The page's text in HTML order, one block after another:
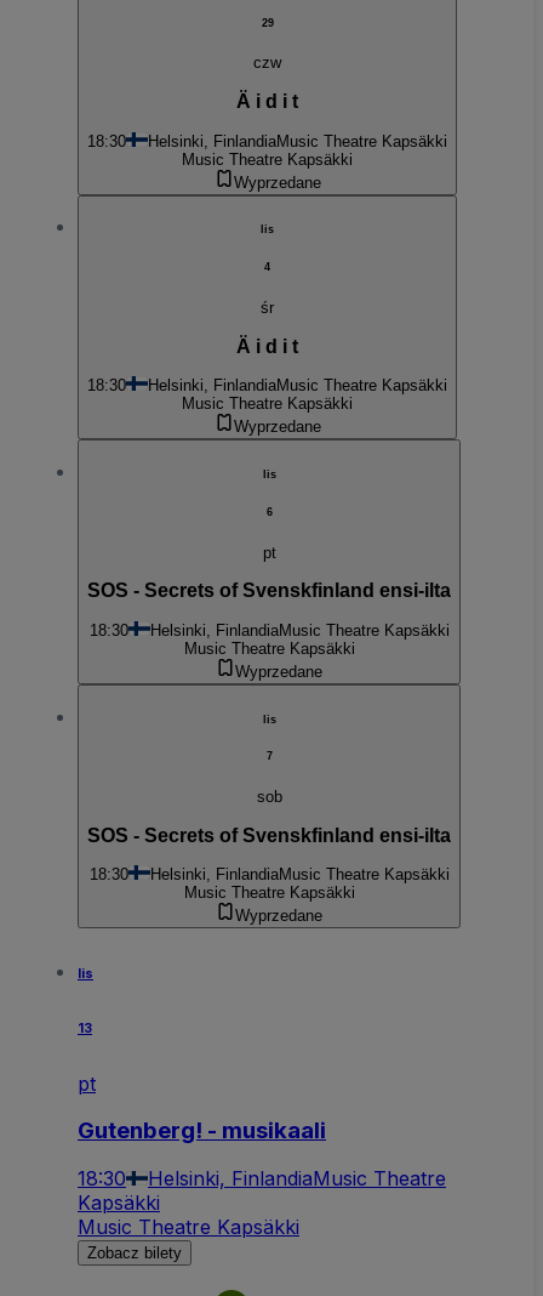
29
czw
Ä i d i t
18:30 Helsinki, FinlandiaMusic Theatre Kapsäkki
Music Theatre Kapsäkki
Wyprzedane
lis
4
śr
Ä i d i t
18:30 Helsinki, FinlandiaMusic Theatre Kapsäkki
Music Theatre Kapsäkki
Wyprzedane
lis
6
pt
SOS - Secrets of Svenskfinland ensi-ilta
18:30 Helsinki, FinlandiaMusic Theatre Kapsäkki
Music Theatre Kapsäkki
Wyprzedane
lis
7
sob
SOS - Secrets of Svenskfinland ensi-ilta
18:30 Helsinki, FinlandiaMusic Theatre Kapsäkki
Music Theatre Kapsäkki
Wyprzedane
lis
13
pt
Gutenberg! - musikaali
18:30 Helsinki, FinlandiaMusic Theatre
Kapsäkki
Music Theatre Kapsäkki
Zobacz bilety